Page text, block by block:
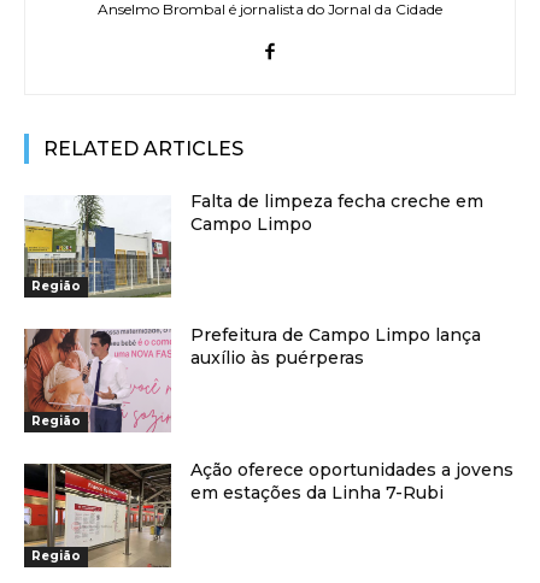
Anselmo Brombal é jornalista do Jornal da Cidade
RELATED ARTICLES
Região
Falta de limpeza fecha creche em
Campo Limpo
Região
Prefeitura de Campo Limpo lança
auxílio às puérperas
Região
Ação oferece oportunidades a jovens
em estações da Linha 7-Rubi